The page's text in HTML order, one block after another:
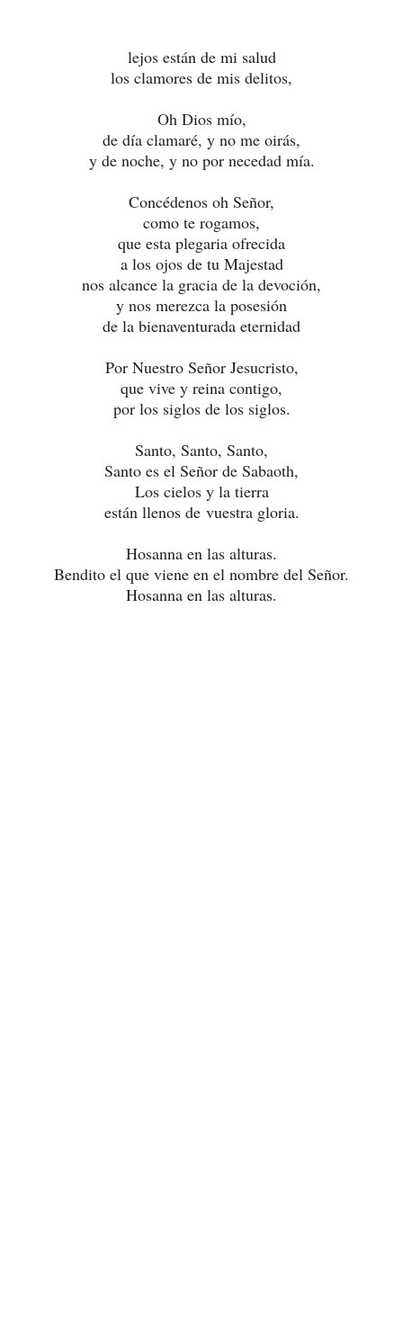
lejos están de mi salud
los clamores de mis delitos,
Oh Dios mío,
de día clamaré, y no me oirás,
y de noche, y no por necedad mía.
Concédenos oh Señor,
como te rogamos,
que esta plegaria ofrecida
a los ojos de tu Majestad
nos alcance la gracia de la devoción,
y nos merezca la posesión
de la bienaventurada eternidad
Por Nuestro Señor Jesucristo,
que vive y reina contigo,
por los siglos de los siglos.
Santo, Santo, Santo,
Santo es el Señor de Sabaoth,
Los cielos y la tierra
están llenos de vuestra gloria.
Hosanna en las alturas.
Bendito el que viene en el nombre del Señor.
Hosanna en las alturas.